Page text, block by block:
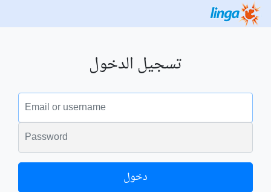
تسجيل الدخول
البريد الالكتروني
الكلمة السرية
دخول